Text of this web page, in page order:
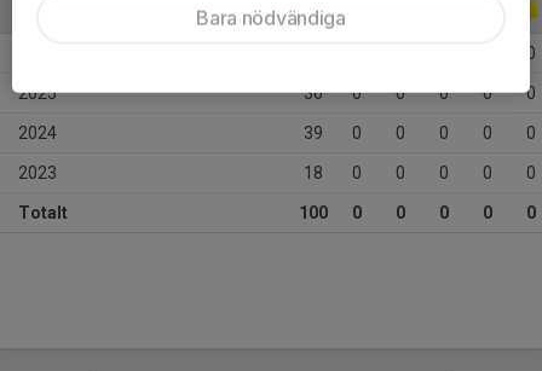
ALLA ÅR
0
2025 36 0 0 0 0 0
2024 39 0 0 0 0 0
2023 18 0 0 0 0 0
Totalt 100 0 0 0 0 0
Bara nödvändiga